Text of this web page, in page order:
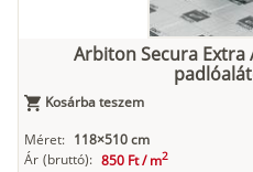
Arbiton Secura Extra
Kosárba teszem
Méret: 118×510 cm
Ár (bruttó): 850 Ft /m2